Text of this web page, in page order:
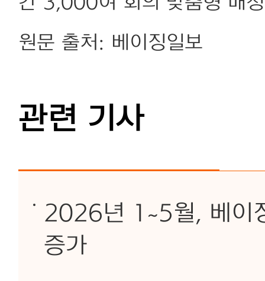
원문 출처: 베이징일보
관련 기사
2026년 1~5월, 베이
증가